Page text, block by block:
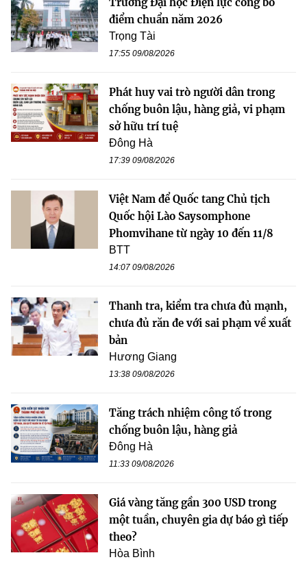
điểm chuẩn năm 2026
Trọng Tài
17:55 09/08/2026
Phát huy vai trò người dân trong
chống buôn lậu, hàng giả, vi phạm
sở hữu trí tuệ
Đông Hà
17:39 09/08/2026
Việt Nam để Quốc tang Chủ tịch
Quốc hội Lào Saysomphone
Phomvihane từ ngày 10 đến 11/8
BTT
14:07 09/08/2026
Thanh tra, kiểm tra chưa đủ mạnh,
chưa đủ răn đe với sai phạm về xuất
bản
Hương Giang
13:38 09/08/2026
Tăng trách nhiệm công tố trong
chống buôn lậu, hàng giả
Đông Hà
11:33 09/08/2026
Giá vàng tăng gần 300 USD trong
một tuần, chuyên gia dự báo gì tiếp
theo?
Hòa Bình